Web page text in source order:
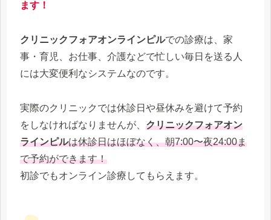
ます！
クリニックフォアオンラインピルでの診療は、家
事・育児、お仕事、介護などで忙しい毎日を送る人
には大変便利なシステムなのです。
実際のクリニックでは休診日や昼休みを避けて予約
をしなければなりませんが、 クリニックフォアオン
ラインピルは休診日はほぼなく、朝7:00〜夜24:00ま
で予約ができます！
初診でもオンライン診療してもらえます。